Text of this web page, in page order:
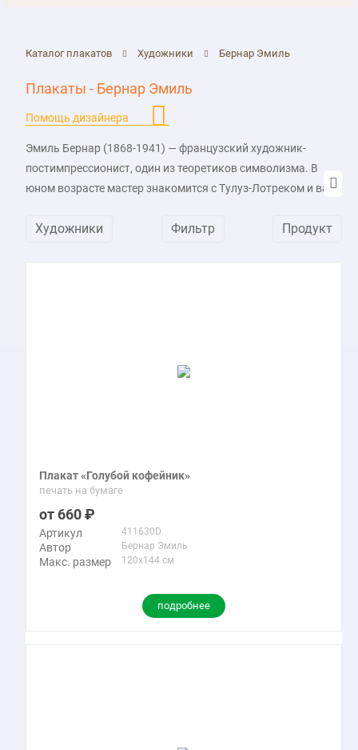
Каталог плакатов Художники Бернар Эмиль
Плакаты - Бернар Эмиль
Помощь дизайнера
Эмиль Бернар (1868-1941) — французский художник-
постимпрессионист, один из теоретиков символизма. В
юном возрасте мастер знакомится с Тулуз-Лотреком и ван
Авен и начинает дружбу с Гогеном, склоняясь к
символистам Редону и Ходлеру.
в интернет-магазине Твой Постер.
Художники Фильтр Продукт
Плакат «Голубой кофейник»
печать на бумаге
660
Артикул 411630D
Автор Бернар Эмиль
Макс. размер 120x144 см
подробнее